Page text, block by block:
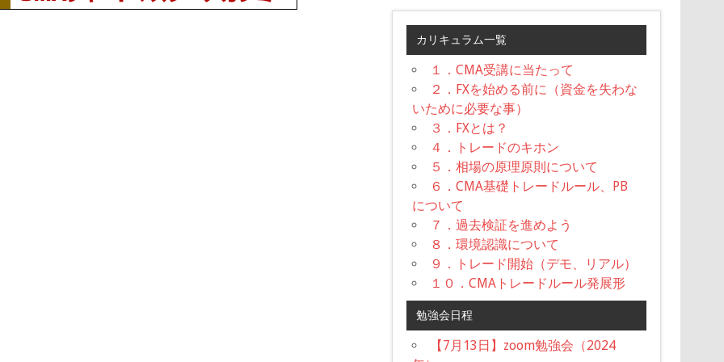
カリキュラム一覧
１．CMA受講に当たって
２．FXを始める前に（資金を失わな
いために必要な事）
３．FXとは？
４．トレードのキホン
５．相場の原理原則について
６．CMA基礎トレードルール、PB
について
７．過去検証を進めよう
８．環境認識について
９．トレード開始（デモ、リアル）
１０．CMAトレードルール発展形
勉強会日程
【7月13日】zoom勉強会（2024